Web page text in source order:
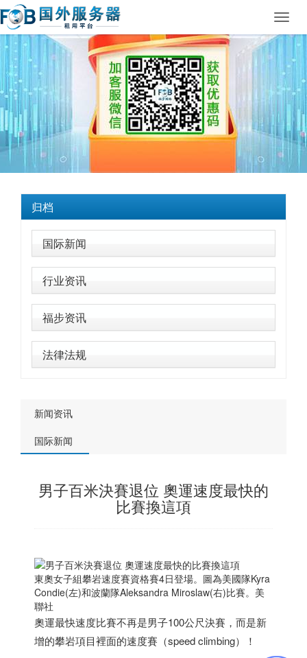
归档
国际新闻
行业资讯
福步资讯
法律法规
新闻资讯
国际新闻
男子百米決賽退位 奧運速度最快的
比賽換這項
東奧女子組攀岩速度賽資格賽4日登場。圖為美國隊Kyra
Condie(左)和波蘭隊Aleksandra Miroslaw(右)比賽。美
聯社
奧運最快速度比賽不再是男子100公尺決賽，而是新
增的攀岩項目裡面的速度賽（speed climbing）！